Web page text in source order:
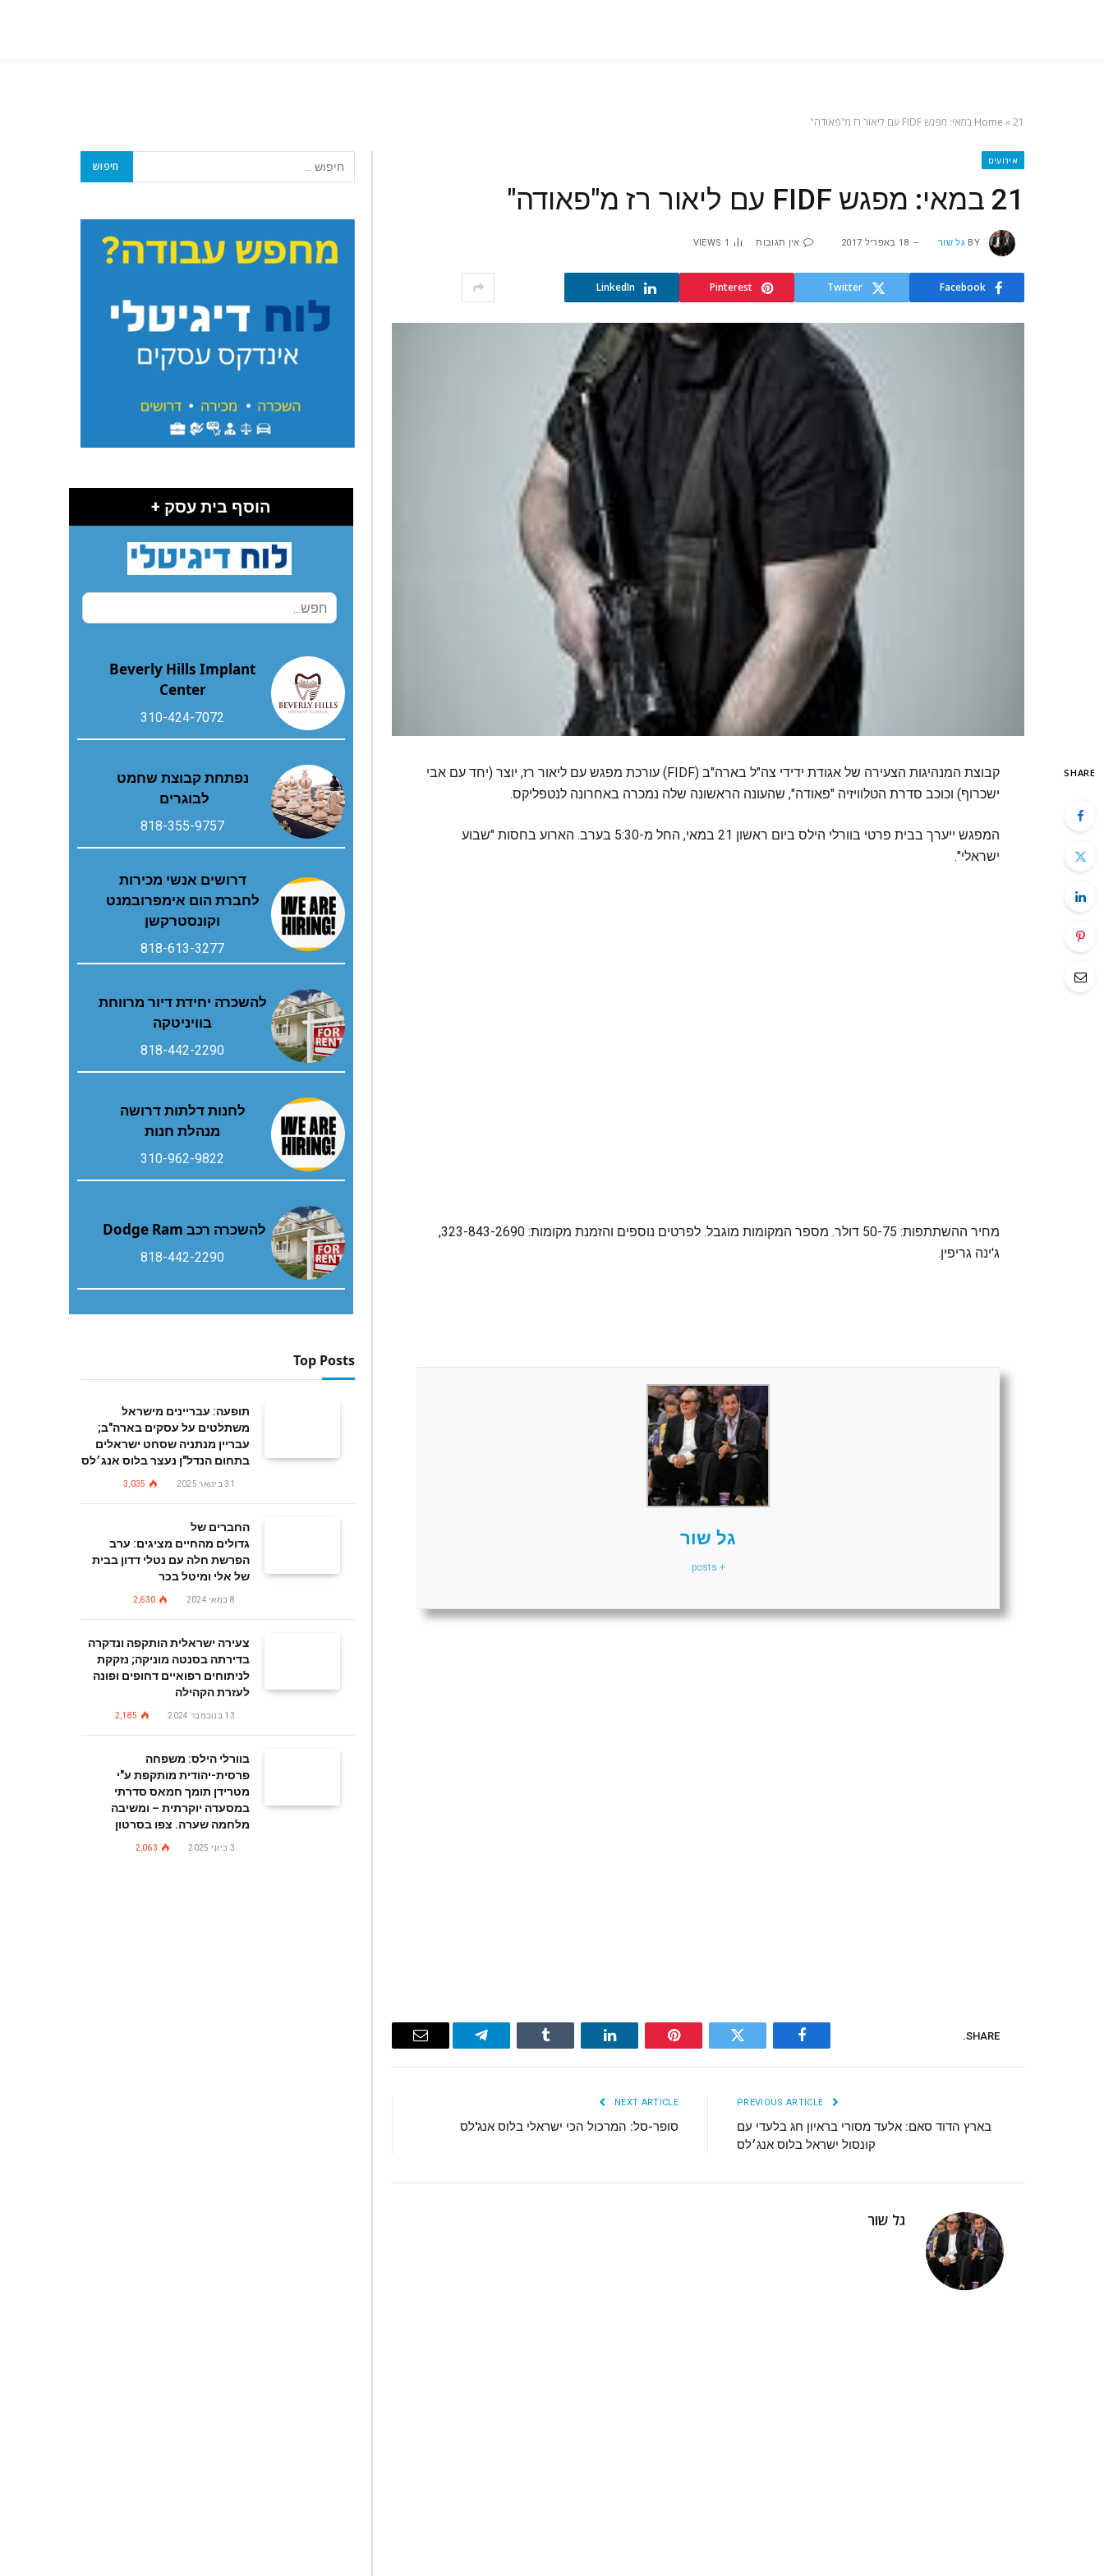
Home »21 במאי: מפגש FIDF עם ליאור רז מ"פאודה"
אירועים
21 במאי: מפגש FIDF עם ליאור רז מ"פאודה"
BY גל שור 18 באפריל 2017 אין תגובות 1
VIEWS
Facebook
Twitter
Pinterest
LinkedIn
SHARE
קבוצת המנהיגות הצעירה של אגודת ידידי צה"ל בארה"ב (FIDF) עורכת מפגש עם ליאור רז, יוצר (יחד עם אבי
ישכרוף) וכוכב סדרת הטלוויזיה "פאודה", שהעונה הראשונה שלה נמכרה באחרונה לנטפליקס.
המפגש ייערך בבית פרטי בוורלי הילס ביום ראשון 21 במאי, החל מ-5:30 בערב. הארוע בחסות "שבוע
ישראלי".
מחיר ההשתתפות: 50-75 דולר. מספר המקומות מוגבל. לפרטים נוספים והזמנת מקומות: 323-843-2690,
ג'ינה גריפין.
גל שור
+ posts
SHARE.
Facebook
Twitter
Pinterest
LinkedIn
Tumblr
Telegram
Email
בארץ הדוד סאם: אלעד מסורי בראיון חג בלעדי עם
קונסול ישראל בלוס אנג׳לס
NEXT ARTICLE
סופר-סל: המרכול הכי ישראלי בלוס אנג'לס
גל שור
הוסף בית עסק +
Beverly Hills Implant
Center
310-424-7072
נפתחת קבוצת שחמט
לבוגרים
818-355-9757
דרושים אנשי מכירות
לחברת הום אימפרובמנט
וקונסטרקשן
818-613-3277
להשכרה יחידת דיור מרווחת
בוויניטקה
818-442-2290
לחנות דלתות דרושה
מנהלת חנות
310-962-9822
להשכרה רכב Dodge Ram
818-442-2290
Top Posts
תופעה: עבריינים מישראל
משתלטים על עסקים בארה"ב;
עבריין מנתניה שסחט ישראלים
בתחום הנדל"ן נעצר בלוס אנג׳לס
31 בינואר 2025 3,035
החברים של
גדולים מהחיים מציגים: ערב
הפרשת חלה עם נטלי דדון בבית
של אלי ומיטל בכר
8 במאי 2024 2,630
צעירה ישראלית הותקפה ונדקרה
בדירתה בסנטה מוניקה; נזקקת
לניתוחים רפואיים דחופים ופונה
לעזרת הקהילה
13 בנובמבר 2024 2,185
בוורלי הילס: משפחה
פרסית-יהודית מותקפת ע"י
מטרידן תומך חמאס סדרתי
במסעדה יוקרתית – ומשיבה
מלחמה שערה. צפו בסרטון
3 ביוני 2025 2,063